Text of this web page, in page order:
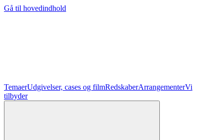
Gå til hovedindhold
TemaerUdgivelser, cases og filmRedskaberArrangementerVi
tilbyder